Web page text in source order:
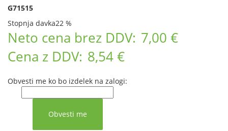
G71515
Stopnja davka22 %
Neto cena brez DDV: 7,00 €
Cena z DDV: 8,54 €
Obvesti me ko bo izdelek na zalogi: